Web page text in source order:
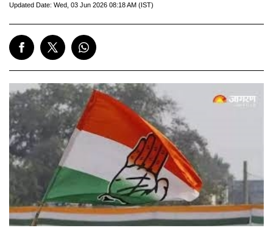
Updated Date: Wed, 03 Jun 2026 08:18 AM (IST)